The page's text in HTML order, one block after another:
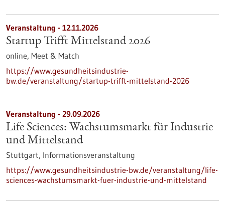
Veranstaltung - 12.11.2026
Startup Trifft Mittelstand 2026
online, Meet & Match
https://www.gesundheitsindustrie-
bw.de/veranstaltung/startup-trifft-mittelstand-2026
Veranstaltung - 29.09.2026
Life Sciences: Wachstumsmarkt für Industrie
und Mittelstand
Stuttgart, Informationsveranstaltung
https://www.gesundheitsindustrie-bw.de/veranstaltung/life-
sciences-wachstumsmarkt-fuer-industrie-und-mittelstand